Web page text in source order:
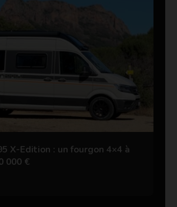
X-Edition : un fourgon 4×4 à
000 €